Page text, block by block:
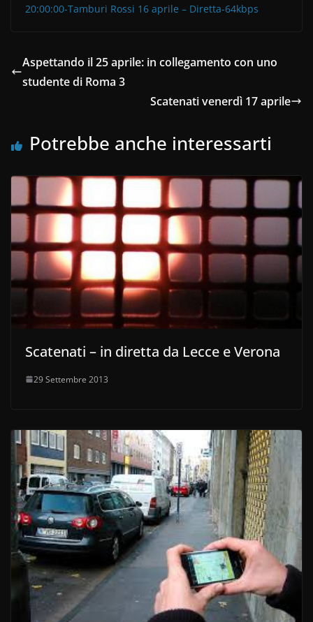
20:00:00-Tamburi Rossi 16 aprile – Diretta-64kbps
Aspettando il 25 aprile: in collegamento con uno
studente di Roma 3
Scatenati venerdì 17 aprile
Potrebbe anche interessarti
Scatenati – in diretta da Lecce e Verona
29 Settembre 2013